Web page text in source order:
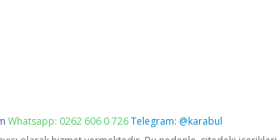
Whatsapp: 0262 606 0 726Telegram: @karabul